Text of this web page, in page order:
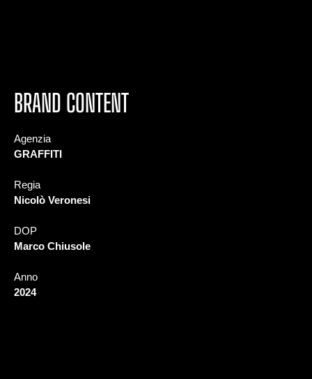
BRAND CONTENT
Agenzia
GRAFFITI
Regia
Nicolò Veronesi
DOP
Marco Chiusole
Anno
2024